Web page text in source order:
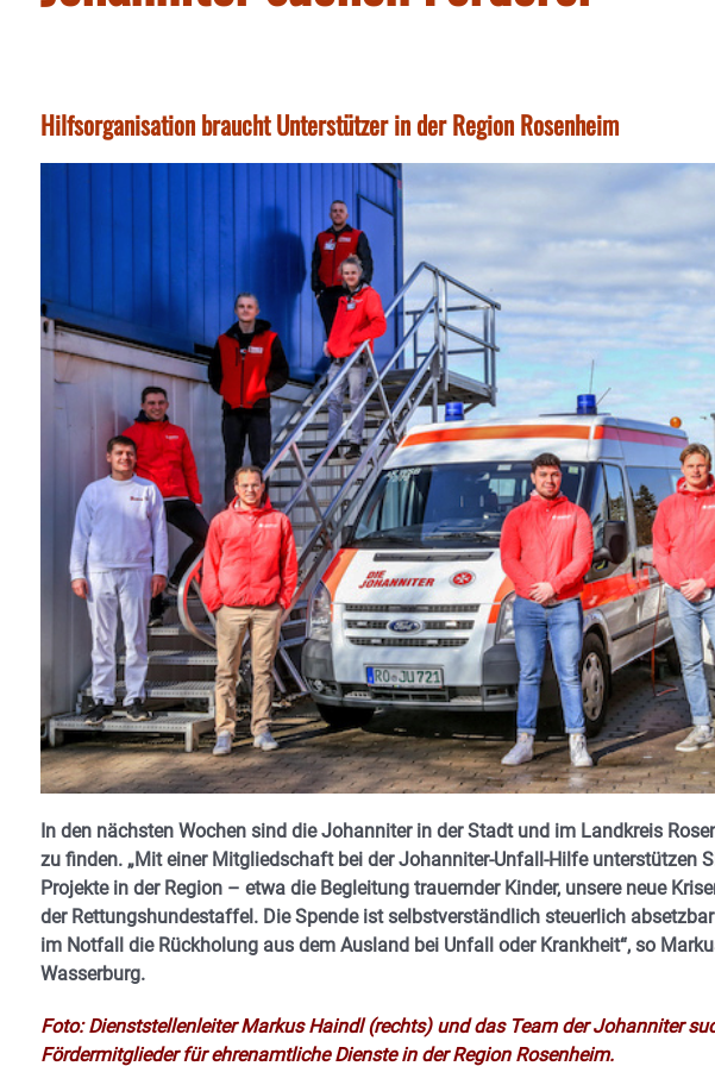
Hilfsorganisation braucht Unterstützer in der Region Rosenheim
In den nächsten Wochen sind die Johanniter in der Stadt und im Landkreis
zu finden. „Mit einer Mitgliedschaft bei der Johanniter-Unfall-Hilfe unterstützen
Projekte in der Region – etwa die Begleitung trauernder Kinder, unsere neue
der Rettungshundestaffel. Die Spende ist selbstverständlich steuerlich
im Notfall die Rückholung aus dem Ausland bei Unfall oder Krankheit“, so
Wasserburg.
Foto: Dienststellenleiter Markus Haindl (rechts) und das Team der Johanniter
Fördermitglieder für ehrenamtliche Dienste in der Region Rosenheim.